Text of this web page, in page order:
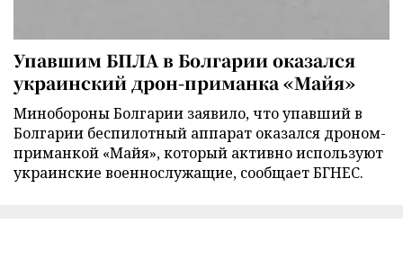
Упавшим БПЛА в Болгарии оказался
украинский дрон-приманка «Майя»
Минобороны Болгарии заявило, что упавший в
Болгарии беспилотный аппарат оказался дроном-
приманкой «Майя», который активно используют
украинские военнослужащие, сообщает БГНЕС.